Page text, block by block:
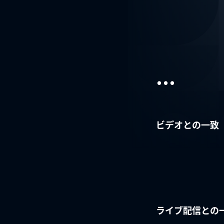
...
ビデオとの一致
ライブ配信との